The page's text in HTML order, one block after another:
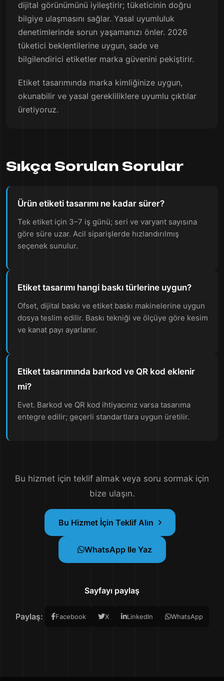
dijital görünümünü iyileştirir; tüketicinin doğru
bilgiye ulaşmasını sağlar. Yasal uyumluluk
denetimlerinde sorun yaşamanızı önler. 2026
tüketici beklentilerine uygun, sade ve
bilgilendirici etiketler marka güvenini pekiştirir.
Etiket tasarımında marka kimliğinize uygun,
okunabilir ve yasal gerekliliklere uyumlu çıktılar
üretiyoruz.
Sıkça Sorulan Sorular
Ürün etiketi tasarımı ne kadar sürer?
Tek etiket için 3–7 iş günü; seri ve varyant sayısına
göre süre uzar. Acil siparişlerde hızlandırılmış
seçenek sunulur.
Etiket tasarımı hangi baskı türlerine uygun?
Ofset, dijital baskı ve etiket baskı makinelerine uygun
dosya teslim edilir. Baskı tekniği ve ölçüye göre kesim
ve kanat payı ayarlanır.
Etiket tasarımında barkod ve QR kod eklenir
mi?
Evet. Barkod ve QR kod ihtiyacınız varsa tasarıma
entegre edilir; geçerli standartlara uygun üretilir.
Bu hizmet için teklif almak veya soru sormak için
bize ulaşın.
Bu Hizmet İçin Teklif Alın
WhatsApp Ile Yaz
Sayfayı paylaş
Paylaş: Facebook X LinkedIn WhatsApp